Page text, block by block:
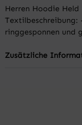
Herren Hoodie
Textilbeschreibung:
ringgesponnen und
Zusätzliche